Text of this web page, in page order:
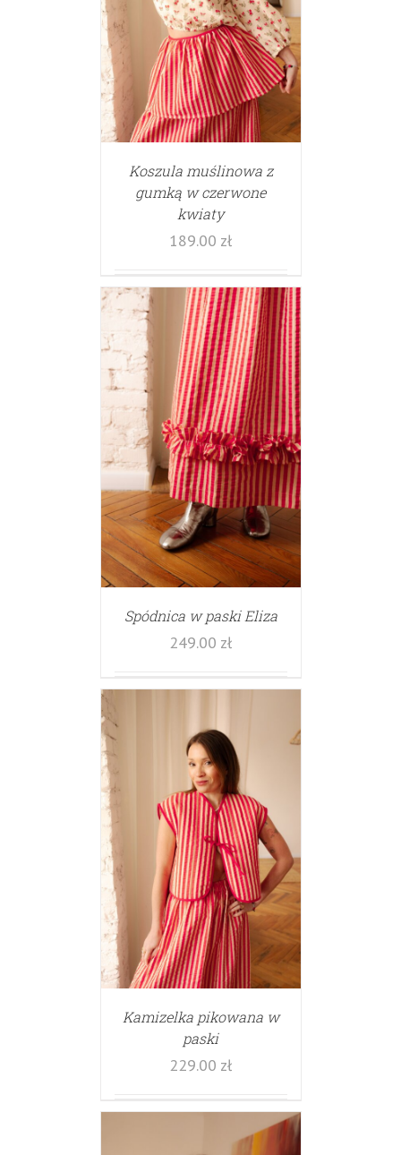
Koszula muślinowa z
gumką w czerwone
kwiaty
189.00 zł
Spódnica w paski Eliza
249.00 zł
Kamizelka pikowana w
paski
229.00 zł